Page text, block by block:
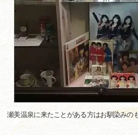
瀬美温泉に来たことがある方はお馴染みの